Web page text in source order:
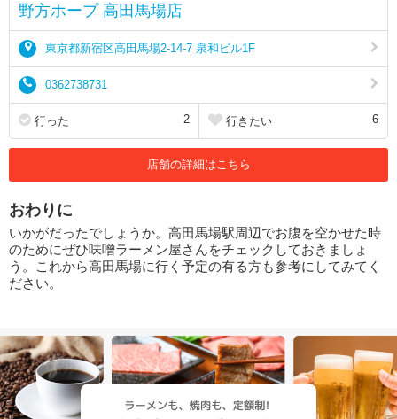
野方ホープ 高田馬場店
東京都新宿区高田馬場2-14-7 泉和ビル1F
0362738731
行った 2 行きたい 6
店舗の詳細はこちら
おわりに
いかがだったでしょうか。高田馬場駅周辺でお腹を空かせた時
のためにぜひ味噌ラーメン屋さんをチェックしておきましょ
う。これから高田馬場に行く予定の有る方も参考にしてみてく
ださい。